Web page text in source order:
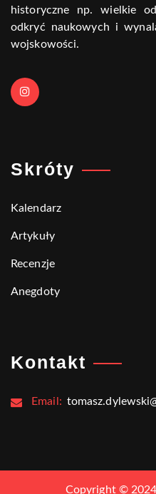
historyczne np. wielkie
odkryć naukowych i
wojskowości.
Skróty
Kalendarz
Artykuły
Recenzje
Anegdoty
Kontakt
Email:
Copyright ©